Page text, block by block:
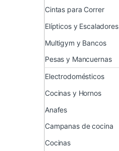
Cintas para Correr
Elípticos y Escaladores
Multigym y Bancos
Pesas y Mancuernas
Electrodomésticos
Cocinas y Hornos
Anafes
Campanas de cocina
Cocinas